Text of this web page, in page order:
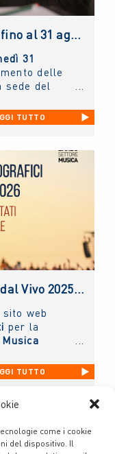
come i cookie
del dispositivo. Il
Ricevimento artisti in sede: fino al 31 agosto 2026 solo con appuntamento
31
delle
sede del
. Chi
TUTTO
Bando Progetti Discografici dal Vivo 2025 – 2026: pubblicato l’elenco accreditati sessione autunnale
web
per la
TUTTO